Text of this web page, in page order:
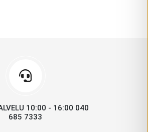
10:00 - 16:00 040
685 7333